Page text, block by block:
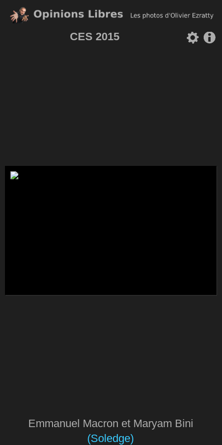
CES 2015
Emmanuel Macron et Maryam Bini
(Soledge)